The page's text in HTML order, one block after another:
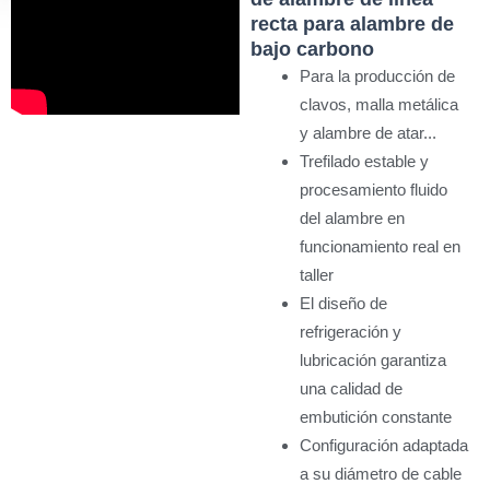
recta para alambre de
bajo carbono
Para la producción de
clavos, malla metálica
y alambre de atar...
Trefilado estable y
procesamiento fluido
del alambre en
funcionamiento real en
taller
El diseño de
refrigeración y
lubricación garantiza
una calidad de
embutición constante
Configuración adaptada
a su diámetro de cable